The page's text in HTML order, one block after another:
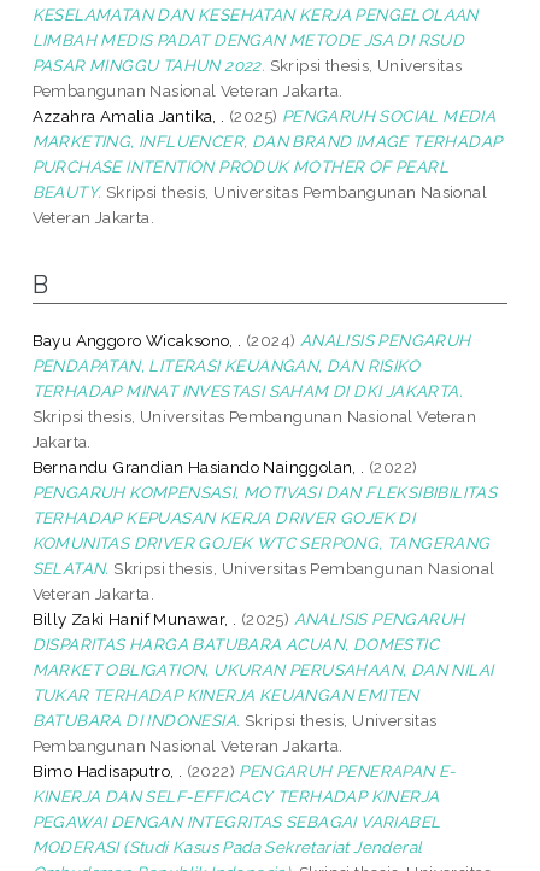
KESELAMATAN DAN KESEHATAN KERJA PENGELOLAAN
LIMBAH MEDIS PADAT DENGAN METODE JSA DI RSUD
PASAR MINGGU TAHUN 2022. Skripsi thesis, Universitas
Pembangunan Nasional Veteran Jakarta.
Azzahra Amalia Jantika, .
(2025) PENGARUH SOCIAL MEDIA
MARKETING, INFLUENCER, DAN BRAND IMAGE TERHADAP
PURCHASE INTENTION PRODUK MOTHER OF PEARL
BEAUTY. Skripsi thesis, Universitas Pembangunan Nasional
Veteran Jakarta.
B
Bayu Anggoro Wicaksono, . (2024) ANALISIS PENGARUH
PENDAPATAN, LITERASI KEUANGAN, DAN RISIKO
TERHADAP MINAT INVESTASI SAHAM DI DKI JAKARTA.
Skripsi thesis, Universitas Pembangunan Nasional Veteran
Jakarta.
Bernandu Grandian Hasiando Nainggolan, .
(2022)
PENGARUH KOMPENSASI, MOTIVASI DAN FLEKSIBIBILITAS
TERHADAP KEPUASAN KERJA DRIVER GOJEK DI
KOMUNITAS DRIVER GOJEK WTC SERPONG, TANGERANG
SELATAN. Skripsi thesis, Universitas Pembangunan Nasional
Veteran Jakarta.
Billy Zaki Hanif Munawar, .
(2025) ANALISIS PENGARUH
DISPARITAS HARGA BATUBARA ACUAN, DOMESTIC
MARKET OBLIGATION, UKURAN PERUSAHAAN, DAN NILAI
TUKAR TERHADAP KINERJA KEUANGAN EMITEN
BATUBARA DI INDONESIA. Skripsi thesis, Universitas
Pembangunan Nasional Veteran Jakarta.
Bimo Hadisaputro, .
(2022) PENGARUH PENERAPAN E-
KINERJA DAN SELF-EFFICACY TERHADAP KINERJA
PEGAWAI DENGAN INTEGRITAS SEBAGAI VARIABEL
MODERASI (Studi Kasus Pada Sekretariat Jenderal